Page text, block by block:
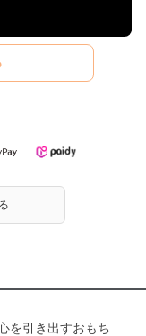
を引き出すおもち